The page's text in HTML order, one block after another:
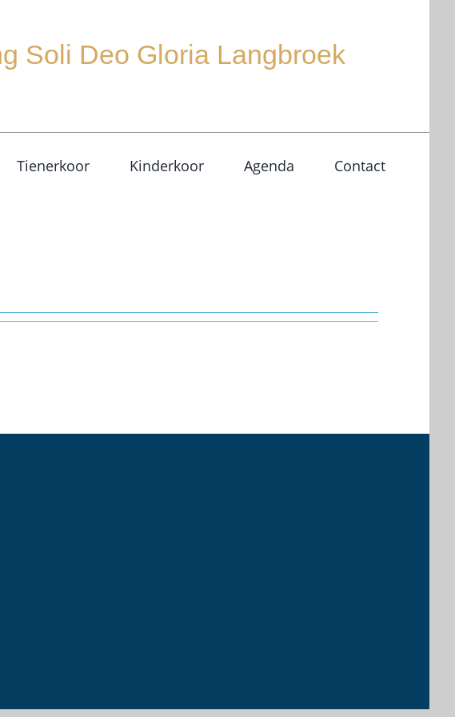
Soli Deo Gloria Langbroek
Tienerkoor Kinderkoor Agenda Contact